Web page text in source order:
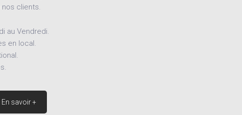
clients.
au Vendredi.
en local.
En savoir +